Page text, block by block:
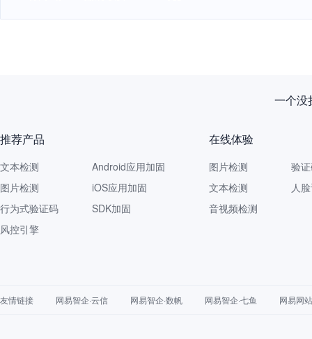
一个没
推荐产品
文本检测
图片检测
行为式验证码
风控引擎
Android应用加固
iOS应用加固
SDK加固
在线体验
图片检测
文本检测
音视频检测
验
人
友情链接 网易智企·云信 网易智企·数帆 网易智企·七鱼 网易网